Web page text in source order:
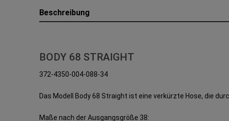
Beschreibung
BODY 68 STRAIGHT
372-4350-004-088-34
Das Modell Body 68 Straight ist eine verkürzte Hose, die
Maße nach der Ausgangsgröße 38: